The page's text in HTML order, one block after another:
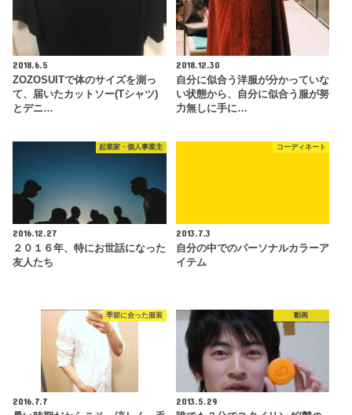
2018.6.5
ZOZOSUITで体のサイズを測っ
て、届いたカットソー(Tシャツ)
とデニ…
2018.12.30
自分に似合う洋服が分かっていな
い状態から、自分に似合う服が努
力無しに手に…
起業家・個人事業主
2016.12.27
２０１６年、特にお世話になった
友人たち
コーディネート
2013.7.3
自分の中でのパーソナルカラーア
イテム
季節に合った服装
2016.7.7
動画
2013.5.29